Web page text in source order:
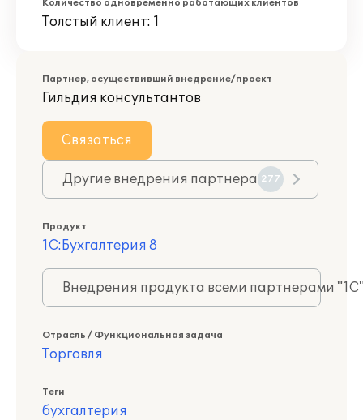
Количество одновременно работающих клиентов
Толстый клиент: 1
Партнер, осуществивший внедрение/проект
Гильдия консультантов
Связаться
Другие внедрения партнера 277
Продукт
1С:Бухгалтерия 8
Внедрения продукта всеми партнерами
Отрасль / Функциональная задача
Торговля
Теги
бухгалтерия